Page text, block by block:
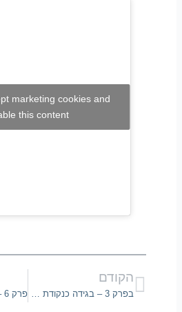
marketing cookies and
this content
קודם
הקודם
בפרק 3 – בגידה כנקודת מפנה